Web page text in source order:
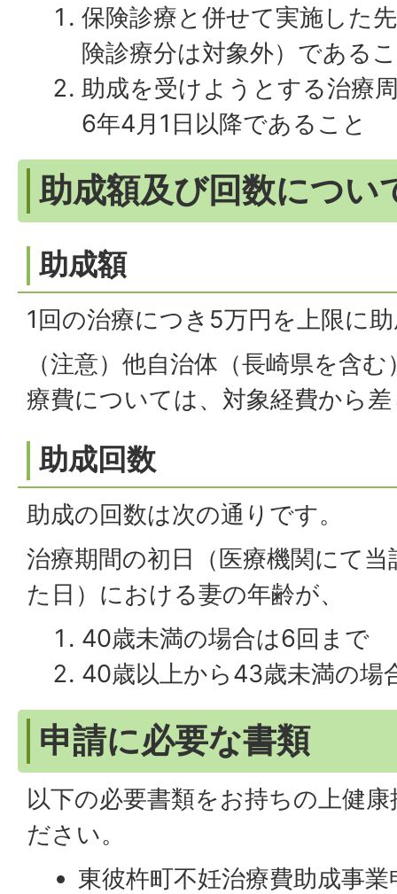
保険診療と併せて実施した
険診療分は対象外）である
助成を受けようとする治療
6年4月1日以降であること
助成額及び回数につい
助成額
1回の治療につき5万円を上限に
（注意）他自治体（長崎県を含
療費については、対象経費から
助成回数
助成の回数は次の通りです。
治療期間の初日（医療機関にて
た日）における妻の年齢が、
40歳未満の場合は6回まで
40歳以上から43歳未満の場
申請に必要な書類
以下の必要書類をお持ちの上健
ださい。
東彼杵町不妊治療費助成事業